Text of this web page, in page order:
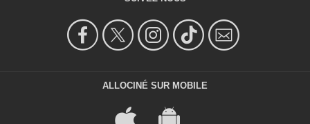
ALLOCINÉ SUR MOBILE